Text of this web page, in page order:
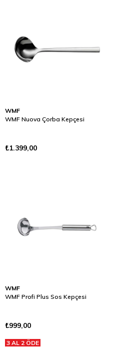
WMF
WMF Nuova Çorba Kepçesi
₺1.399,00
WMF
WMF Profi Plus Sos Kepçesi
₺999,00
3 AL 2 ÖDE